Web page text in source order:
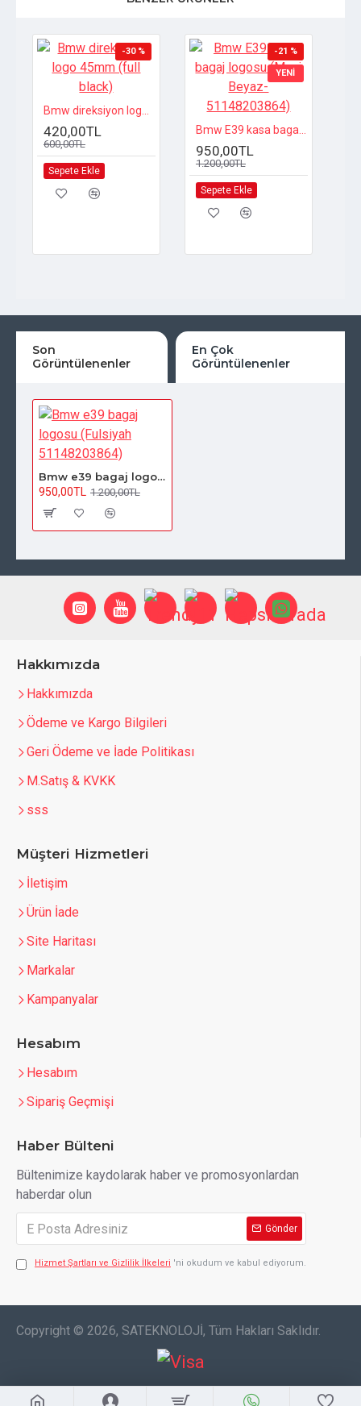
-30 %
420,00TL
600,00TL
Sepete Ekle
YENI
-21 %
950,00TL
1.200,00TL
Sepete Ekle
Son
Görüntülenenler
En Çok
Görüntülenenler
Bmw e39 bagaj logosu (Fulsiyah 51148203864)
950,00TL 1.200,00TL
Hakkımızda
Hakkımızda
Ödeme ve Kargo Bilgileri
Geri Ödeme ve İade Politikası
M.Satış & KVKK
sss
Müşteri Hizmetleri
İletişim
Ürün İade
Site Haritası
Markalar
Kampanyalar
Hesabım
Hesabım
Sipariş Geçmişi
Haber Bülteni
Bültenimize kaydolarak haber ve promosyonlardan
haberdar olun
Gönder
Hizmet Şartları ve Gizlilik İlkeleri 'ni okudum ve kabul ediyorum.
Copyright © 2026, SATEKNOLOJİ, Tüm Hakları Saklıdır.